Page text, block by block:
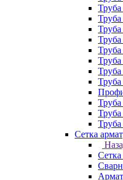
Сетка
Сетка